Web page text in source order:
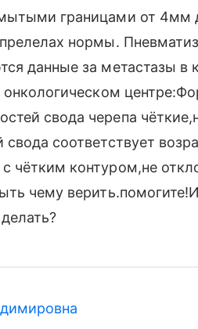
границами от
нормы.
данные за метастазы в
онкологическом
свода черепа
соответствует
чётким контуром,не
чему